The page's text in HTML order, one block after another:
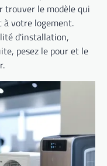
trouver le modèle qui
à votre logement.
d'installation,
pesez le pour et le